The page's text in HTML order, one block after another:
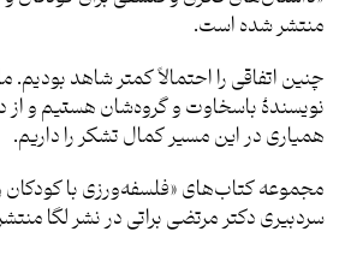
منتشر شده است.
چنین اتفاقی را احتمالاً کمتر شاهد بودیم.
نویسندۀ باسخاوت و گروه‌شان هستیم و از
همیاری در این مسیر کمال تشکر را داریم.
مجموعه کتاب‌های «فلسفه‌ورزی با کودکان
سردبیری دکتر مرتضی براتی در نشر لگا